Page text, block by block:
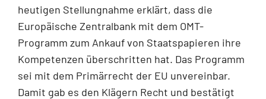
heutigen Stellungnahme erklärt, dass die
Europäische Zentralbank mit dem OMT-
Programm zum Ankauf von Staatspapieren ihre
Kompetenzen überschritten hat. Das Programm
sei mit dem Primärrecht der EU unvereinbar.
Damit gab es den Klägern Recht und bestätigt